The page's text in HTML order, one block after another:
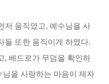
저 움직였고, 예수님을 사
들 또한 움직이게 하였다.
, 베드로가 무덤을 확인하
님을 사랑하는 마음이 제자